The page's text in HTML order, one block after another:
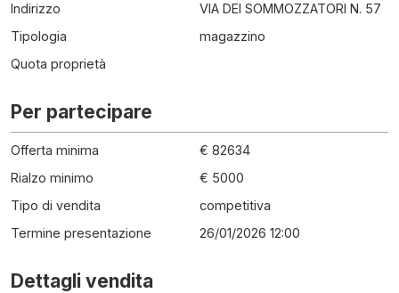
Indirizzo
VIA DEI SOMMOZZATORI N. 57
Tipologia
magazzino
Quota proprietà
Per partecipare
Offerta minima
€ 82634
Rialzo minimo
€ 5000
Tipo di vendita
competitiva
Termine presentazione
26/01/2026 12:00
Dettagli vendita